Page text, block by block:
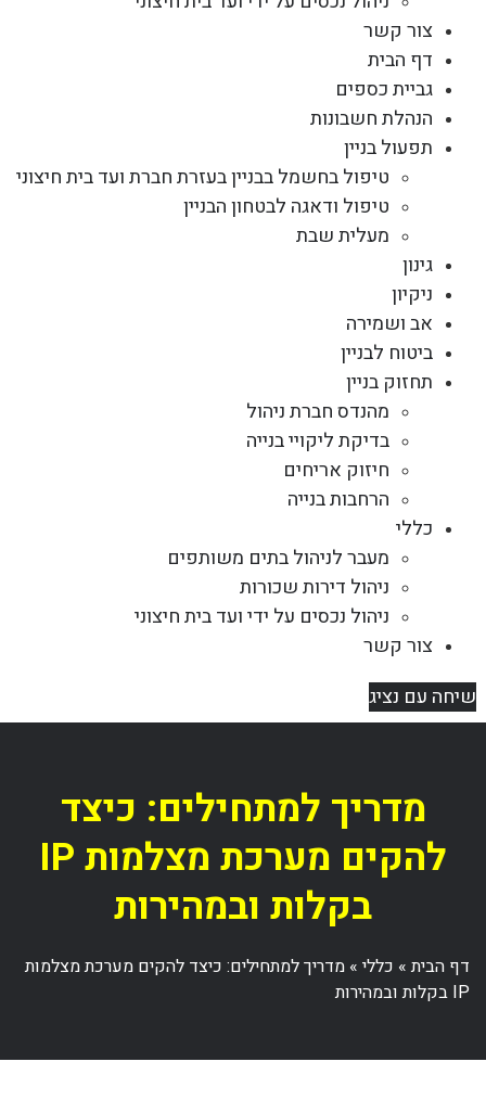
צור קשר
דף הבית
גביית כספים
הנהלת חשבונות
תפעול בניין
טיפול בחשמל בבניין בעזרת חברת ועד בית חיצוני
טיפול ודאגה לבטחון הבניין
מעלית שבת
גינון
ניקיון
אב ושמירה
ביטוח לבניין
תחזוק בניין
מהנדס חברת ניהול
בדיקת ליקויי בנייה
חיזוק אריחים
הרחבות בנייה
כללי
מעבר לניהול בתים משותפים
ניהול דירות שכורות
ניהול נכסים על ידי ועד בית חיצוני
צור קשר
שיחה עם נציג
מדריך למתחילים: כיצד
להקים מערכת מצלמות IP
בקלות ובמהירות
דף הבית» כללי» מדריך למתחילים: כיצד להקים מערכת מצלמות
IP בקלות ובמהירות